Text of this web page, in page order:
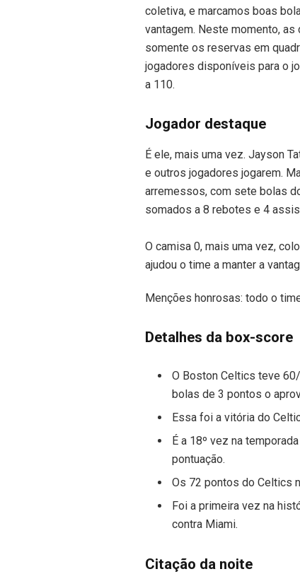
coletiva, e marcamos boas
vantagem. Neste momento,
somente os reservas em
jogadores disponíveis para o
a 110.
Jogador destaque
É ele, mais uma vez. Jayson
e outros jogadores jogarem.
arremessos, com sete bolas
somados a 8 rebotes e 4
O camisa 0, mais uma vez,
ajudou o time a manter a
Menções honrosas: todo o
Detalhes da box-score
O Boston Celtics teve
bolas de 3 pontos o
Essa foi a vitória do
É a 18º vez na
pontuação.
Os 72 pontos do Celtics
Foi a primeira vez na
contra Miami.
Citação da noite